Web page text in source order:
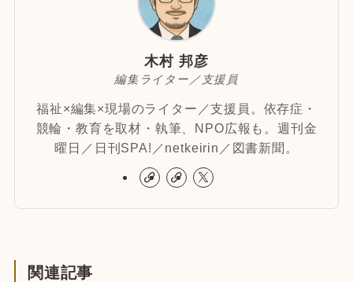
木村 邦彦
編集ライター／支援員
福祉×編集×現場のライター／支援員。依存症・
競輪・教育を取材・執筆、NPO広報も。週刊金
曜日／日刊SPA!／netkeirin／図書新聞。
関連記事